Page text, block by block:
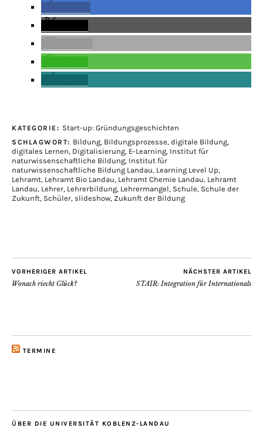
KATEGORIE: Start-up: Gründungsgeschichten
SCHLAGWORT: Bildung, Bildungsprozesse, digitale Bildung,
digitales Lernen, Digitalisierung, E-Learning, Institut für
naturwissenschaftliche Bildung, Institut für
naturwissenschaftliche Bildung Landau, Learning Level Up,
Lehramt, Lehramt Bio Landau, Lehramt Chemie Landau, Lehramt
Landau, Lehrer, Lehrerbildung, Lehrermangel, Schule, Schule der
Zukunft, Schüler, slideshow, Zukunft der Bildung
VORHERIGER ARTIKEL
Wonach riecht Glück?
NÄCHSTER ARTIKEL
STAIR: Integration für Internationals
TERMINE
ÜBER DIE UNIVERSITÄT KOBLENZ-LANDAU